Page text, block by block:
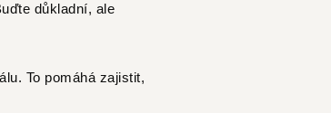
důkladní, ale
To pomáhá zajistit,